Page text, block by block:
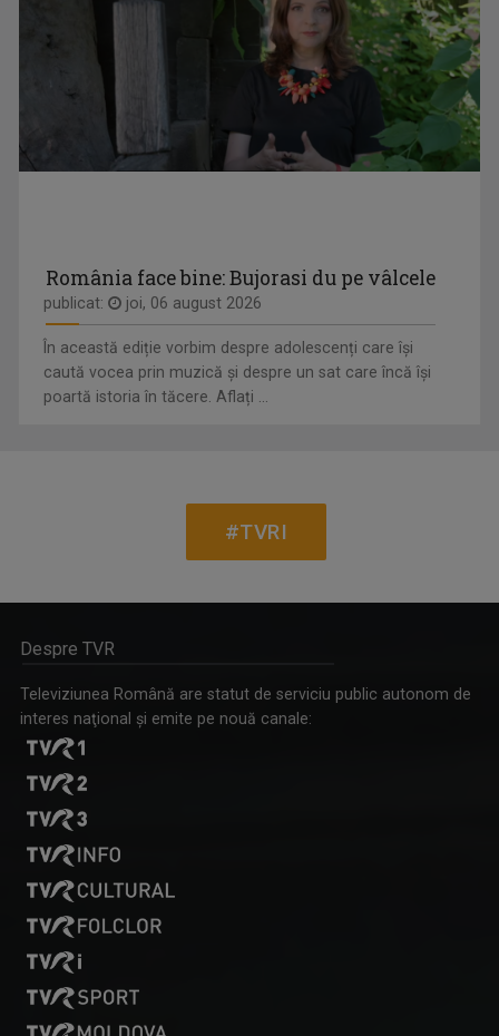
MIHAELA CRĂCIUN
Mihaela Crăciun (n. 1970, Reuseni, Suceava) ...
România face bine: Bujorasi du pe vâlcele
publicat: joi, 06 august 2026
În această ediție vorbim despre adolescenți care își
caută vocea prin muzică și despre un sat care încă își
poartă istoria în tăcere. Aflați ...
#TVRI
Despre TVR
Televiziunea Română are statut de serviciu public autonom de
interes naţional şi emite pe nouă canale: